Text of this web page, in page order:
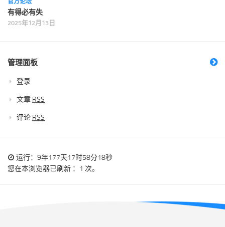
官方论坛
有得必有失
2025年12月13日
管理面板
登录
文章 RSS
评论 RSS
运行：9年177天17时58分18秒
您在本浏览器已刷新 ：1 次。